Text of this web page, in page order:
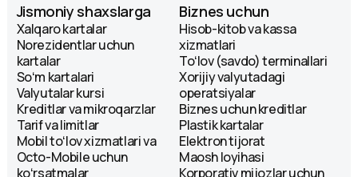
Jismoniy shaxslarga
Xalqaro kartalar
Norezidentlar uchun
kartalar
Soʻm kartalari
Valyutalar kursi
Kreditlar va mikroqarzlar
Tarif va limitlar
Mobil toʻlov xizmatlari va
Octo-Mobile uchun
koʻrsatmalar
Biznes uchun
Hisob-kitob va kassa
xizmatlari
Toʻlov (savdo) terminallari
Xorijiy valyutadagi
operatsiyalar
Biznes uchun kreditlar
Plastik kartalar
Elektron tijorat
Maosh loyihasi
Korporativ mijozlar uchun